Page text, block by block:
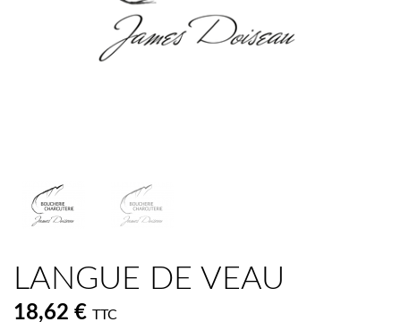
LANGUE DE VEAU
18,62 € TTC